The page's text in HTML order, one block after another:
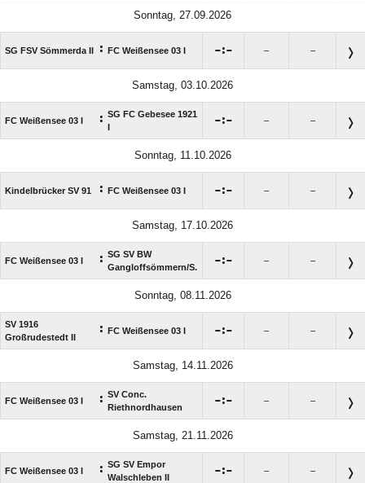
Sonntag, 27.09.2026
SG FSV Sömmerda II : FC Weißensee 03 I : – –
Samstag, 03.10.2026
FC Weißensee 03 I : SG FC Gebesee 1921
I
: – –
Sonntag, 11.10.2026
Kindelbrücker SV 91 : FC Weißensee 03 I : – –
Samstag, 17.10.2026
FC Weißensee 03 I : SG SV BW
Gangloffsömmern/​S.
: – –
Sonntag, 08.11.2026
SV 1916
Großrudestedt II
: FC Weißensee 03 I : – –
Samstag, 14.11.2026
FC Weißensee 03 I : SV Conc.
Riethnordhausen
: – –
Samstag, 21.11.2026
FC Weißensee 03 I : SG SV Empor
Walschleben II
: – –